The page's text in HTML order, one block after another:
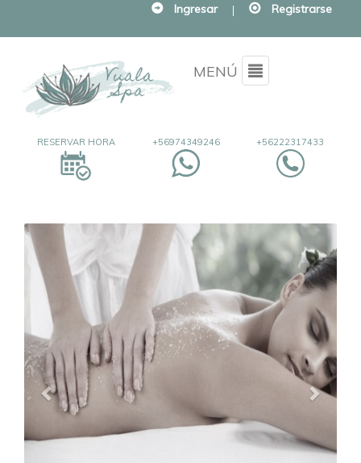
Ingresar | Registrarse
MENÚ Menu
+56222317433
+56974349246
RESERVAR HORA